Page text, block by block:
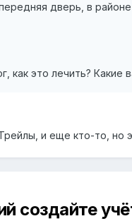
дверь, в
как это лечить? Какие
и еще кто-то, но
создайте